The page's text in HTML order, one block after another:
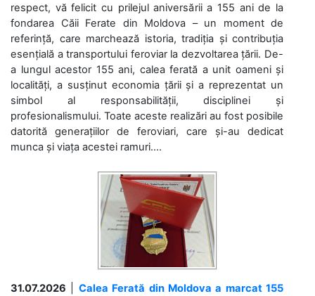
respect, vă felicit cu prilejul aniversării a 155 ani de la
fondarea Căii Ferate din Moldova – un moment de
referință, care marchează istoria, tradiția și contribuția
esențială a transportului feroviar la dezvoltarea țării. De-
a lungul acestor 155 ani, calea ferată a unit oameni și
localități, a susținut economia țării și a reprezentat un
simbol al responsabilității, disciplinei și
profesionalismului. Toate aceste realizări au fost posibile
datorită generațiilor de feroviari, care și-au dedicat
munca și viața acestei ramuri....
31.07.2026
Calea Ferată din Moldova a marcat 155